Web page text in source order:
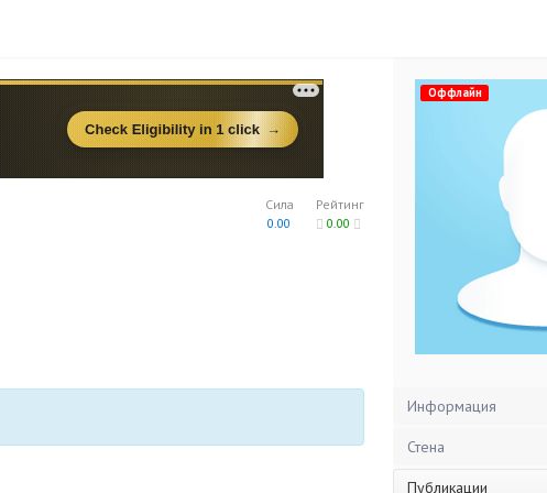
Рейтинг
0.00
Сила
0.00
Оффлайн
Информация
Стена
Публикации